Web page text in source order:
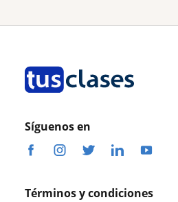
Síguenos en
Términos y condiciones